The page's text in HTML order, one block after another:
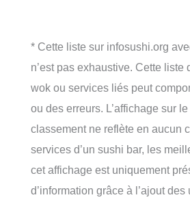
* Cette liste sur infosushi.org
n’est pas exhaustive. Cette liste
wok ou services liés peut
ou des erreurs. L’affichage sur
classement ne reflète en aucun
services d’un sushi bar, les
cet affichage est uniquement
d’information grâce à l’ajout